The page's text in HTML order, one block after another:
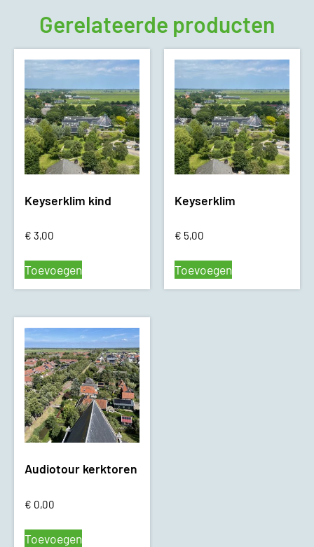
Gerelateerde producten
Keyserklim kind
€ 3,00
Toevoegen
Keyserklim
€ 5,00
Toevoegen
Audiotour kerktoren
€ 0,00
Toevoegen